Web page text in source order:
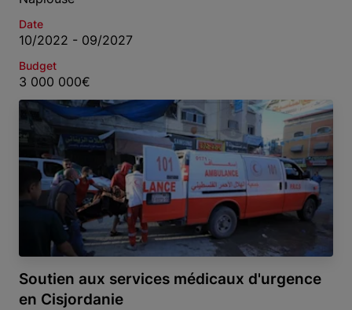
Date
10/2022 - 09/2027
Budget
3 000 000€
Soutien aux services médicaux d'urgence
en Cisjordanie